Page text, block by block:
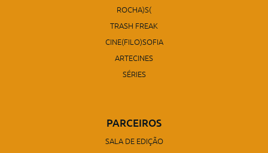
ROCHA)S(
TRASH FREAK
CINE(FILO)SOFIA
ARTECINES
SÉRIES
PARCEIROS
SALA DE EDIÇÃO